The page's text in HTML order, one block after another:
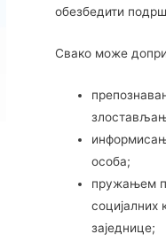
обезбедити
Свако може
особа;
пружањем
социјалних
заједнице;